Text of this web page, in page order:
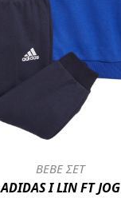
BEBE ΣΕΤ
ADIDAS I LIN FT JOG